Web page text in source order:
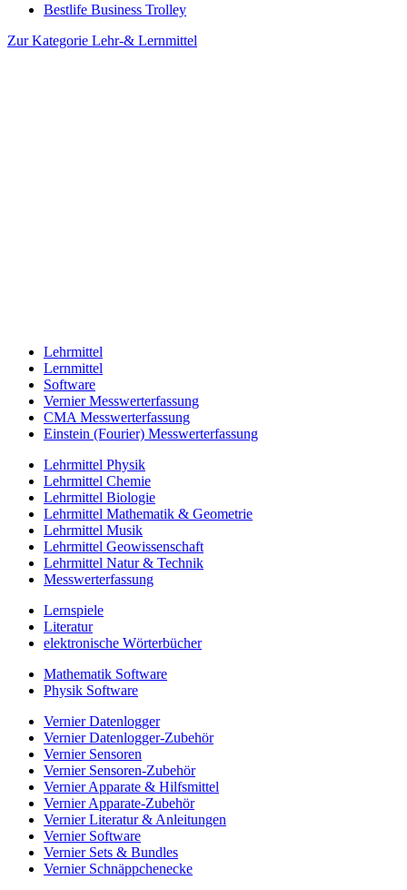
Bestlife Business Trolley
Zur Kategorie Lehr-& Lernmittel
Lehrmittel
Lernmittel
Software
Vernier Messwerterfassung
CMA Messwerterfassung
Einstein (Fourier) Messwerterfassung
Lehrmittel Physik
Lehrmittel Chemie
Lehrmittel Biologie
Lehrmittel Mathematik & Geometrie
Lehrmittel Musik
Lehrmittel Geowissenschaft
Lehrmittel Natur & Technik
Messwerterfassung
Lernspiele
Literatur
elektronische Wörterbücher
Mathematik Software
Physik Software
Vernier Datenlogger
Vernier Datenlogger-Zubehör
Vernier Sensoren
Vernier Sensoren-Zubehör
Vernier Apparate & Hilfsmittel
Vernier Apparate-Zubehör
Vernier Literatur & Anleitungen
Vernier Software
Vernier Sets & Bundles
Vernier Schnäppchenecke